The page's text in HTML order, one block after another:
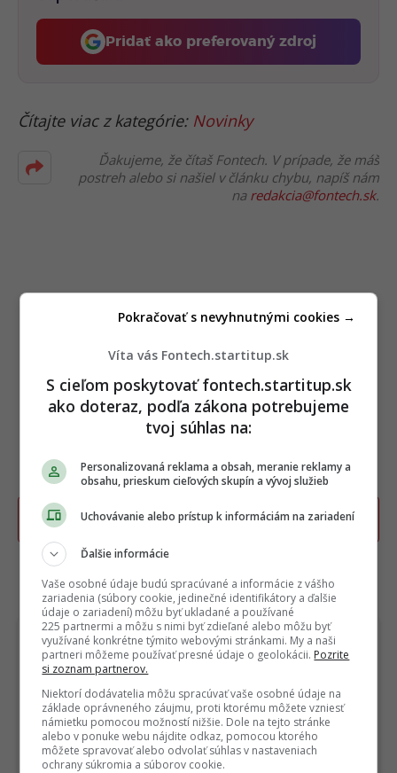
Pridať ako preferovaný zdroj
Fontech, odkaz sa otvorí v
Čítajte viac z kategórie: Novinky
Ďakujeme, že čítaš Fontech. V prípade, že máš
postreh alebo si našiel v článku chybu, napíš nám
na redakcia@fontech.sk.
Poslať TIP redakcii na článok
TERAZ ČÍTAJÚ
Víta vás Fontech.startitup.sk
S cieľom poskytovať fontech.startitup.sk
ako doteraz, podľa zákona potrebujeme
tvoj súhlas na:
Personalizovaná reklama a obsah, meranie reklamy a
obsahu, prieskum cieľových skupín a vývoj služieb
Uchovávanie alebo prístup k informáciám na zariadení
Ďalšie informácie
Vaše osobné údaje budú spracúvané a informácie z vášho
zariadenia (súbory cookie, jedinečné identifikátory a ďalšie
údaje o zariadení) môžu byť ukladané a používané
225 partnermi a môžu s nimi byť zdieľané alebo môžu byť
využívané konkrétne týmito webovými stránkami. My a naši
partneri môžeme používať presné údaje o geolokácii. Pozrite
si zoznam partnerov.
Niektorí dodávatelia môžu spracúvať vaše osobné údaje na
základe oprávneného záujmu, proti ktorému môžete vzniesť
námietku pomocou možností nižšie. Dole na tejto stránke
alebo v ponuke webu nájdite odkaz, pomocou ktorého
môžete spravovať alebo odvolať súhlas v nastaveniach
ochrany súkromia a súborov cookie.
Pokračovať s nevyhnutnými cookies →